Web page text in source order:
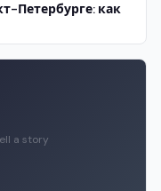
Петербурге: как
a story